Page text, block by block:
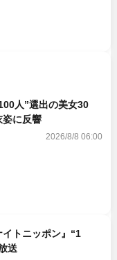
人”選出の美女30
姿に反響
2026/8/8 06:00
トニッポン』“1
送